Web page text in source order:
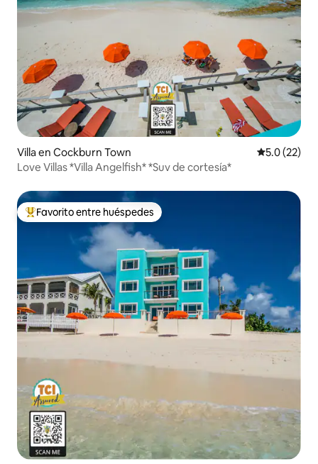
Villa en Cockburn Town Calificación
5.0 (22)
Love Villas *Villa Angelfish* *Suv de cortesía*
De los mejores en Favorito entre huéspedes
Favorito entre huéspedes